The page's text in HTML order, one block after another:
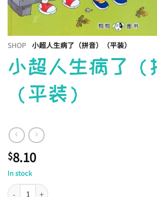
SHOP 小超人生病了（拼音）（平装）
小超人生病了（
（平装）
$8.10
In stock
小超人生病了（拼音）（平装） quantity